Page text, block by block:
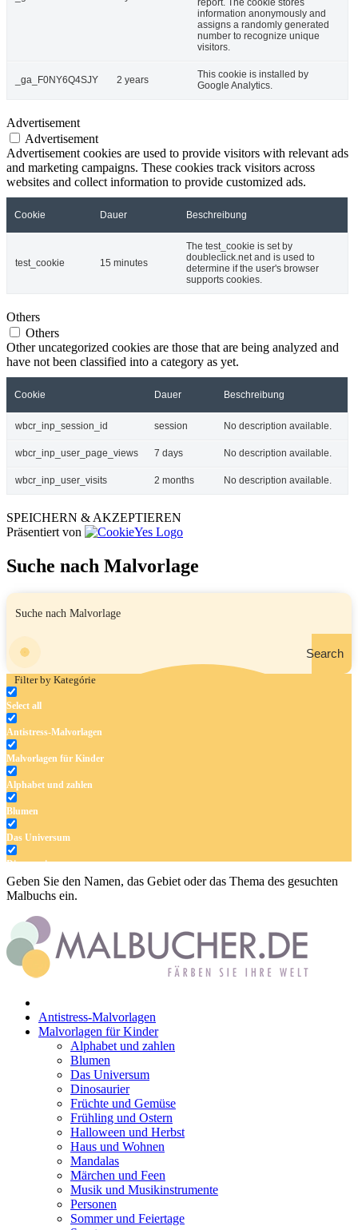
information anonymously and
assigns a randomly generated
number to recognize unique
visitors.
_ga_F0NY6Q4SJY 2 years
This cookie is installed by
Google Analytics.
Advertisement
Advertisement
Advertisement cookies are used to provide visitors with relevant ads
and marketing campaigns. These cookies track visitors across
websites and collect information to provide customized ads.
Cookie Dauer Beschreibung
test_cookie 15 minutes
The test_cookie is set by
doubleclick.net and is used to
determine if the user's browser
supports cookies.
Others
Others
Other uncategorized cookies are those that are being analyzed and
have not been classified into a category as yet.
Cookie Dauer Beschreibung
wbcr_inp_session_id session No description available.
wbcr_inp_user_page_views 7 days No description available.
wbcr_inp_user_visits 2 months No description available.
SPEICHERN & AKZEPTIEREN
Präsentiert von
Suche nach Malvorlage
Search
Filter by Kategórie
Select all
Antistress-Malvorlagen
Malvorlagen für Kinder
Alphabet und zahlen
Blumen
Das Universum
Dinosaurier
Früchte und Gemüse
Frühling und Ostern
Halloween und Herbst
Haus und Wohnen
Märchen und Feen
Musik und Musikinstrumente
Sommer und Feiertage
Teddys und Pferde
Tiere und Natur
Geben Sie den Namen, das Gebiet oder das Thema des gesuchten
Malbuchs ein.
Antistress-Malvorlagen
Malvorlagen für Kinder
Alphabet und zahlen
Blumen
Das Universum
Dinosaurier
Früchte und Gemüse
Frühling und Ostern
Halloween und Herbst
Haus und Wohnen
Mandalas
Märchen und Feen
Musik und Musikinstrumente
Personen
Sommer und Feiertage